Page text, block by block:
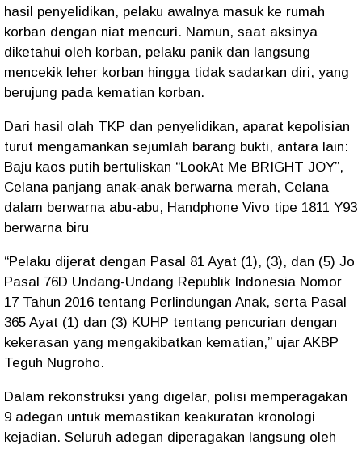
hasil penyelidikan, pelaku awalnya masuk ke rumah
korban dengan niat mencuri. Namun, saat aksinya
diketahui oleh korban, pelaku panik dan langsung
mencekik leher korban hingga tidak sadarkan diri, yang
berujung pada kematian korban.
Dari hasil olah TKP dan penyelidikan, aparat kepolisian
turut mengamankan sejumlah barang bukti, antara lain:
Baju kaos putih bertuliskan “LookAt Me BRIGHT JOY”,
Celana panjang anak-anak berwarna merah, Celana
dalam berwarna abu-abu, Handphone Vivo tipe 1811 Y93
berwarna biru
“Pelaku dijerat dengan Pasal 81 Ayat (1), (3), dan (5) Jo
Pasal 76D Undang-Undang Republik Indonesia Nomor
17 Tahun 2016 tentang Perlindungan Anak, serta Pasal
365 Ayat (1) dan (3) KUHP tentang pencurian dengan
kekerasan yang mengakibatkan kematian,” ujar AKBP
Teguh Nugroho.
Dalam rekonstruksi yang digelar, polisi memperagakan
9 adegan untuk memastikan keakuratan kronologi
kejadian. Seluruh adegan diperagakan langsung oleh